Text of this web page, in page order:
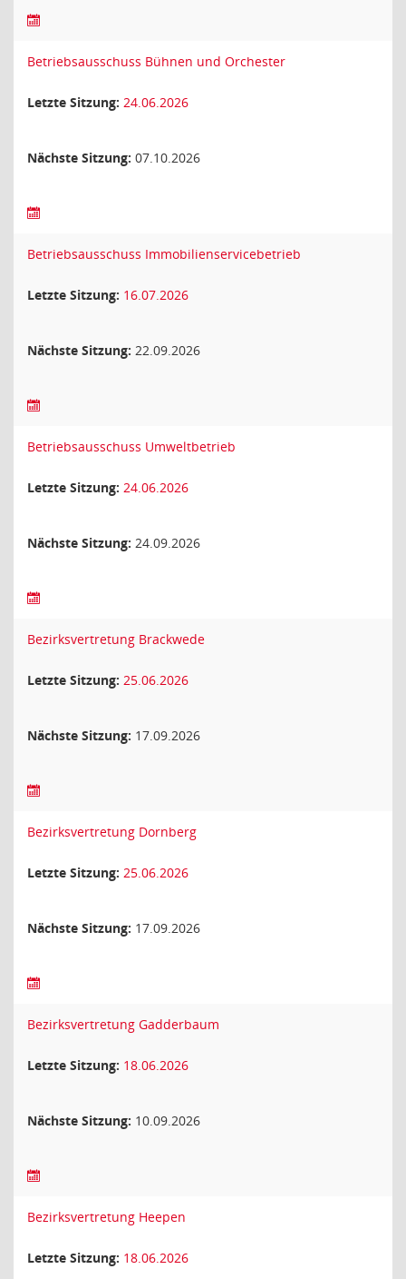
Betriebsausschuss Bühnen und Orchester
Letzte Sitzung: 24.06.2026
Nächste Sitzung: 07.10.2026
Betriebsausschuss Immobilienservicebetrieb
Letzte Sitzung: 16.07.2026
Nächste Sitzung: 22.09.2026
Betriebsausschuss Umweltbetrieb
Letzte Sitzung: 24.06.2026
Nächste Sitzung: 24.09.2026
Bezirksvertretung Brackwede
Letzte Sitzung: 25.06.2026
Nächste Sitzung: 17.09.2026
Bezirksvertretung Dornberg
Letzte Sitzung: 25.06.2026
Nächste Sitzung: 17.09.2026
Bezirksvertretung Gadderbaum
Letzte Sitzung: 18.06.2026
Nächste Sitzung: 10.09.2026
Bezirksvertretung Heepen
Letzte Sitzung: 18.06.2026